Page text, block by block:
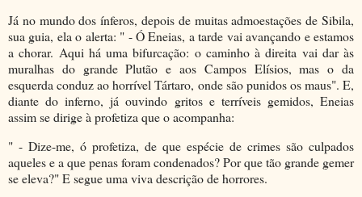
Já no mundo dos ínferos, depois de muitas admoestações de Sibila,
sua guia, ela o alerta: " - Ó Eneias, a tarde vai avançando e estamos
a chorar. Aqui há uma bifurcação: o caminho à direita vai dar às
muralhas do grande Plutão e aos Campos Elísios, mas o da
esquerda conduz ao horrível Tártaro, onde são punidos os maus". E,
diante do inferno, já ouvindo gritos e terríveis gemidos, Eneias
assim se dirige à profetiza que o acompanha:
" - Dize-me, ó profetiza, de que espécie de crimes são culpados
aqueles e a que penas foram condenados? Por que tão grande gemer
se eleva?" E segue uma viva descrição de horrores.